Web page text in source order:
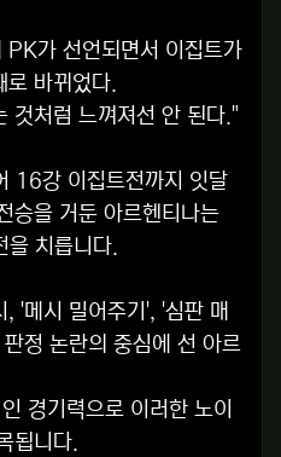
PK가 선언되면서 이집트가
로 바뀌었다.
것처럼 느껴져선 안 된다."
16강 이집트전까지 잇달
을 거둔 아르헨티나는
을 치릅니다.
'메시 밀어주기', '심판 매
정 논란의 중심에 선 아르
경기력으로 이러한 노이
됩니다.